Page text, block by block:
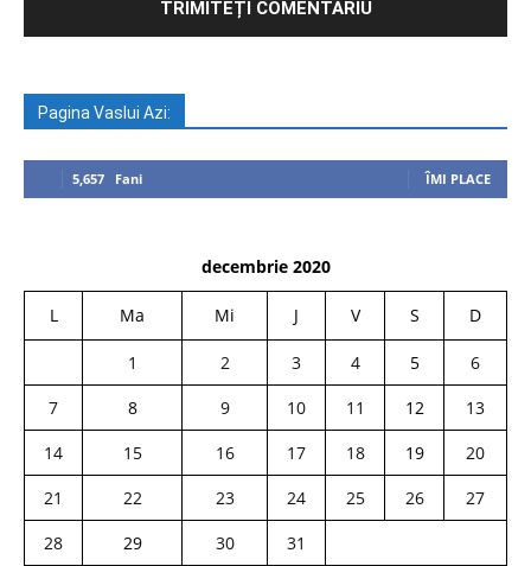
Pagina Vaslui Azi:
5,657 Fani ÎMI PLACE
decembrie 2020
L Ma Mi J V S D
1 2 3 4 5
6
7
8 9 10 11 12
13
14
15 16 17 18 19
20
21
22 23 24 25 26
27
28
29 30
31